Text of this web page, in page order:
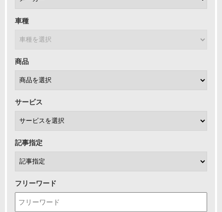
車種
商品
サービス
記事指定
フリーワード